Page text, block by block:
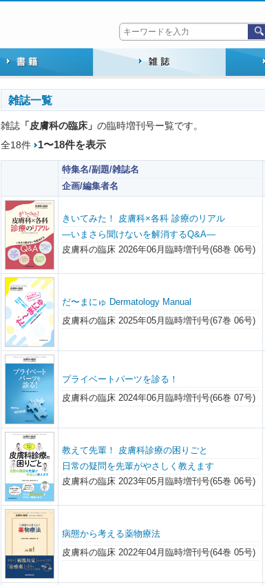
雑誌一覧
雑誌 「皮膚科の臨床」 の臨時増刊号ー覧です。
全18件
1〜18件を表示
特集名/副題/雑誌名
企画/編集者名
きいてみた！ 皮膚科×各科 診療のリアル
―いまさら聞けないを解消するQ&A―
皮膚科の臨床 2026年06月臨時増刊号(68巻 06号)
だ〜まにゅ Dermatology Manual
皮膚科の臨床 2025年05月臨時増刊号(67巻 06号)
プライベートパーツを診る！
皮膚科の臨床 2024年06月臨時増刊号(66巻 07号)
教えて先輩！ 皮膚科診療の困りごと
日常の疑問を先輩がやさしく教えます
皮膚科の臨床 2023年05月臨時増刊号(65巻 06号)
病態から考える薬物療法
皮膚科の臨床 2022年04月臨時増刊号(64巻 05号)